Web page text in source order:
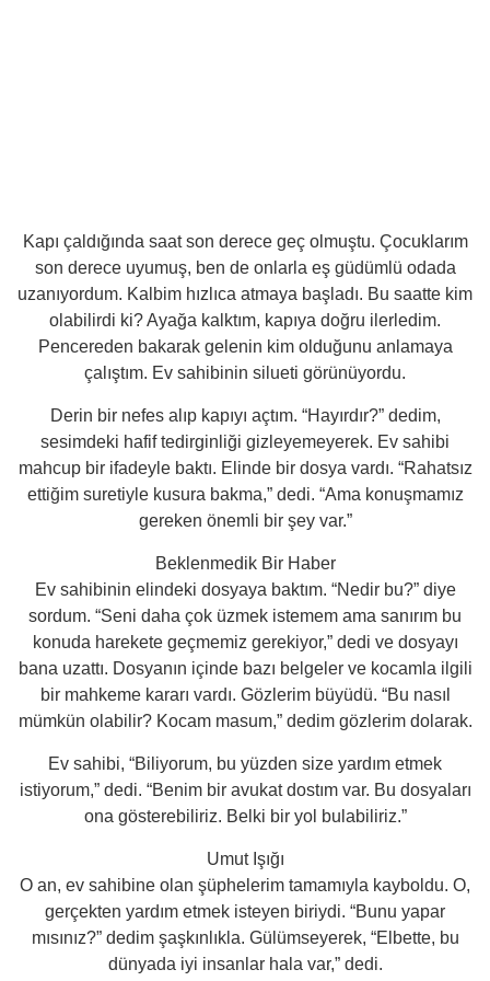
Kapı çaldığında saat son derece geç olmuştu. Çocuklarım
son derece uyumuş, ben de onlarla eş güdümlü odada
uzanıyordum. Kalbim hızlıca atmaya başladı. Bu saatte kim
olabilirdi ki? Ayağa kalktım, kapıya doğru ilerledim.
Pencereden bakarak gelenin kim olduğunu anlamaya
çalıştım. Ev sahibinin silueti görünüyordu.
Derin bir nefes alıp kapıyı açtım. “Hayırdır?” dedim,
sesimdeki hafif tedirginliği gizleyemeyerek. Ev sahibi
mahcup bir ifadeyle baktı. Elinde bir dosya vardı. “Rahatsız
ettiğim suretiyle kusura bakma,” dedi. “Ama konuşmamız
gereken önemli bir şey var.”
Beklenmedik Bir Haber
Ev sahibinin elindeki dosyaya baktım. “Nedir bu?” diye
sordum. “Seni daha çok üzmek istemem ama sanırım bu
konuda harekete geçmemiz gerekiyor,” dedi ve dosyayı
bana uzattı. Dosyanın içinde bazı belgeler ve kocamla ilgili
bir mahkeme kararı vardı. Gözlerim büyüdü. “Bu nasıl
mümkün olabilir? Kocam masum,” dedim gözlerim dolarak.
Ev sahibi, “Biliyorum, bu yüzden size yardım etmek
istiyorum,” dedi. “Benim bir avukat dostım var. Bu dosyaları
ona gösterebiliriz. Belki bir yol bulabiliriz.”
Umut Işığı
O an, ev sahibine olan şüphelerim tamamıyla kayboldu. O,
gerçekten yardım etmek isteyen biriydi. “Bunu yapar
mısınız?” dedim şaşkınlıkla. Gülümseyerek, “Elbette, bu
dünyada iyi insanlar hala var,” dedi.